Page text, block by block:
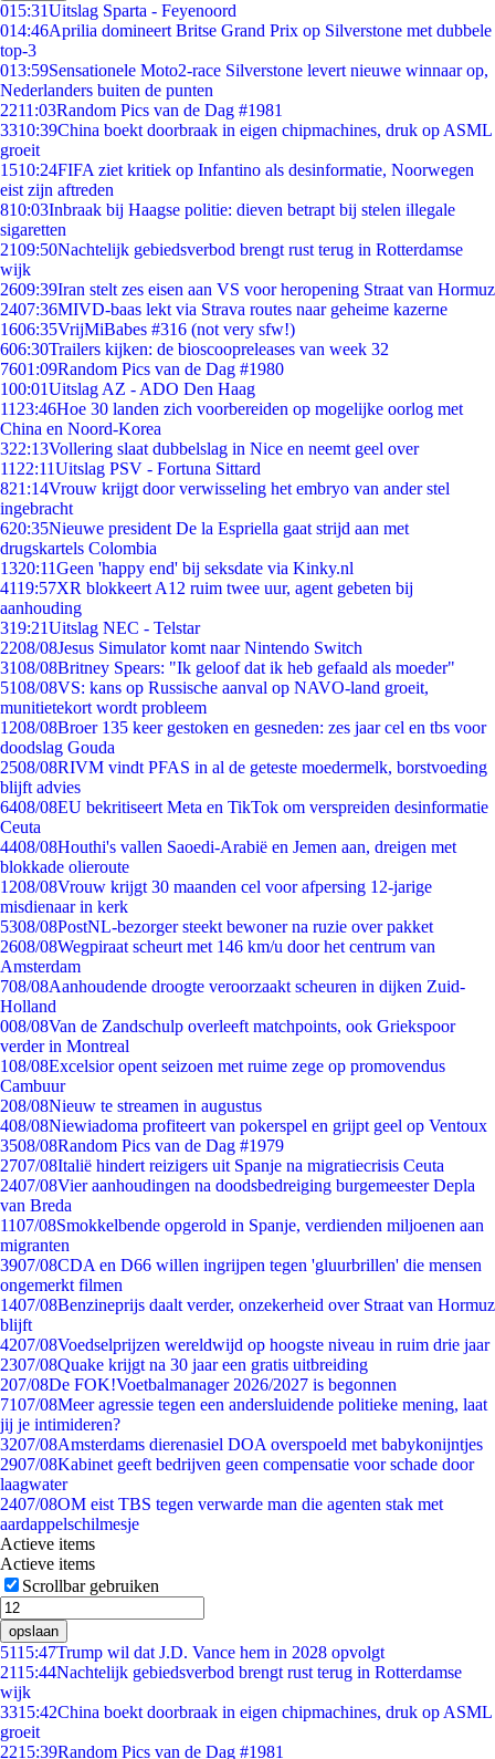
015:31Uitslag Sparta - Feyenoord
014:46Aprilia domineert Britse Grand Prix op Silverstone met dubbele
top-3
013:59Sensationele Moto2-race Silverstone levert nieuwe winnaar op,
Nederlanders buiten de punten
2211:03Random Pics van de Dag #1981
3310:39China boekt doorbraak in eigen chipmachines, druk op ASML
groeit
1510:24FIFA ziet kritiek op Infantino als desinformatie, Noorwegen
eist zijn aftreden
810:03Inbraak bij Haagse politie: dieven betrapt bij stelen illegale
sigaretten
2109:50Nachtelijk gebiedsverbod brengt rust terug in Rotterdamse
wijk
2609:39Iran stelt zes eisen aan VS voor heropening Straat van Hormuz
2407:36MIVD-baas lekt via Strava routes naar geheime kazerne
1606:35VrijMiBabes #316 (not very sfw!)
606:30Trailers kijken: de bioscoopreleases van week 32
7601:09Random Pics van de Dag #1980
100:01Uitslag AZ - ADO Den Haag
11 23:46Hoe 30 landen zich voorbereiden op mogelijke oorlog met
China en Noord-Korea
322:13Vollering slaat dubbelslag in Nice en neemt geel over
11 22:11Uitslag PSV - Fortuna Sittard
821:14Vrouw krijgt door verwisseling het embryo van ander stel
ingebracht
620:35Nieuwe president De la Espriella gaat strijd aan met
drugskartels Colombia
1320:11Geen 'happy end' bij seksdate via Kinky.nl
4119:57XR blokkeert A12 ruim twee uur, agent gebeten bij
aanhouding
319:21Uitslag NEC - Telstar
2208/08Jesus Simulator komt naar Nintendo Switch
3108/08Britney Spears: "Ik geloof dat ik heb gefaald als moeder"
5108/08VS: kans op Russische aanval op NAVO-land groeit,
munitietekort wordt probleem
1208/08Broer 135 keer gestoken en gesneden: zes jaar cel en tbs voor
doodslag Gouda
2508/08RIVM vindt PFAS in al de geteste moedermelk, borstvoeding
blijft advies
6408/08EU bekritiseert Meta en TikTok om verspreiden desinformatie
Ceuta
4408/08Houthi's vallen Saoedi-Arabië en Jemen aan, dreigen met
blokkade olieroute
1208/08Vrouw krijgt 30 maanden cel voor afpersing 12-jarige
misdienaar in kerk
5308/08PostNL-bezorger steekt bewoner na ruzie over pakket
2608/08Wegpiraat scheurt met 146 km/u door het centrum van
Amsterdam
708/08Aanhoudende droogte veroorzaakt scheuren in dijken Zuid-
Holland
008/08Van de Zandschulp overleeft matchpoints, ook Griekspoor
verder in Montreal
108/08Excelsior opent seizoen met ruime zege op promovendus
Cambuur
208/08Nieuw te streamen in augustus
408/08Niewiadoma profiteert van pokerspel en grijpt geel op Ventoux
3508/08Random Pics van de Dag #1979
2707/08Italië hindert reizigers uit Spanje na migratiecrisis Ceuta
2407/08Vier aanhoudingen na doodsbedreiging burgemeester Depla
van Breda
1107/08Smokkelbende opgerold in Spanje, verdienden miljoenen aan
migranten
3907/08CDA en D66 willen ingrijpen tegen 'gluurbrillen' die mensen
ongemerkt filmen
1407/08Benzineprijs daalt verder, onzekerheid over Straat van Hormuz
blijft
4207/08Voedselprijzen wereldwijd op hoogste niveau in ruim drie jaar
2307/08Quake krijgt na 30 jaar een gratis uitbreiding
207/08De FOK!Voetbalmanager 2026/2027 is begonnen
7107/08Meer agressie tegen een andersluidende politieke mening, laat
jij je intimideren?
3207/08Amsterdams dierenasiel DOA overspoeld met babykonijntjes
2907/08Kabinet geeft bedrijven geen compensatie voor schade door
laagwater
2407/08OM eist TBS tegen verwarde man die agenten stak met
aardappelschilmesje
Actieve items
Actieve items
Scrollbar gebruiken
opslaan
5115:47Trump wil dat J.D. Vance hem in 2028 opvolgt
2115:44Nachtelijk gebiedsverbod brengt rust terug in Rotterdamse
wijk
3315:42China boekt doorbraak in eigen chipmachines, druk op ASML
groeit
2215:39Random Pics van de Dag #1981